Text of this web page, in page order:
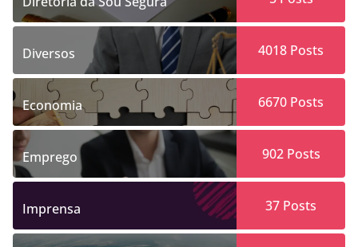
Diversos 4018 Posts
Economia 6670 Posts
Emprego 902Posts
Imprensa 37 Posts